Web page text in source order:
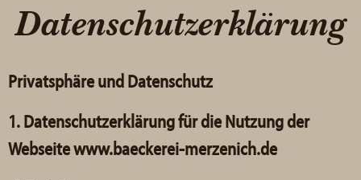
Datenschutzerklärung
Privatsphäre und Datenschutz
1. Datenschutzerklärung für die Nutzung der
Webseite www.baeckerei-merzenich.de